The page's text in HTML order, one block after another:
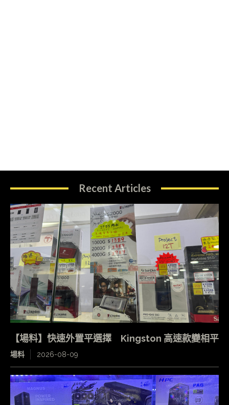
Recent Articles
【場料】快速外置平選擇 Kingston 高速款變相平
場料 2026-08-09